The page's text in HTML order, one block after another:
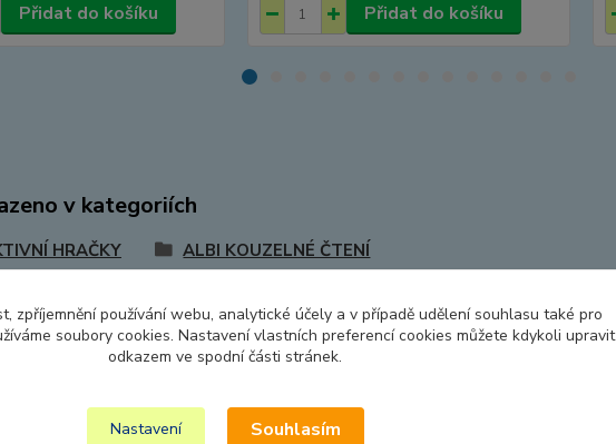
Přidat do košíku Přidat do košíku
v kategoriích
HRAČKY ALBI KOUZELNÉ ČTENÍ
zpříjemnění používání webu, analytické účely a v případě udělení souhlasu také pro
soubory cookies. Nastavení vlastních preferencí cookies můžete kdykoli upravit
odkazem ve spodní části stránek.
Nastavení Souhlasím